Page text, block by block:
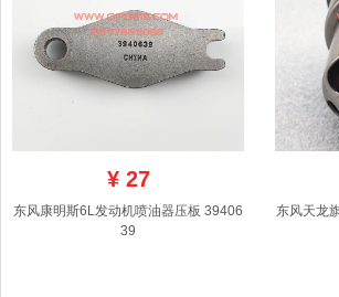
¥27
东风康明斯6L发动机喷油器压板 39406
39
东风天龙